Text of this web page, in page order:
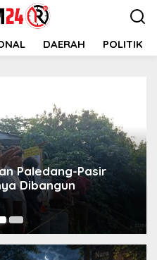
DAERAH POLITIK
Paledang-Pasir
Dibangun